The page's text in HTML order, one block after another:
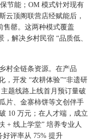
节能；OM 模式针对现有
云顶阁联营店经赋能后，
售罄。这两种模式覆盖
，解决乡村民宿 “品质低、
村全链条资源。在产品
，开发 “农耕体验”“非遗研
题线路上线首月预订量破
片、金寨柿饼等文创伴手
10 万元；在人才端，成立
+ 线上学堂” 培养专业人
好评率从 75% 提升